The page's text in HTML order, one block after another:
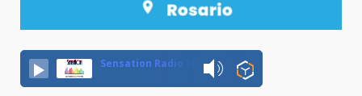
Sensation Radio 107.5 Neuquen